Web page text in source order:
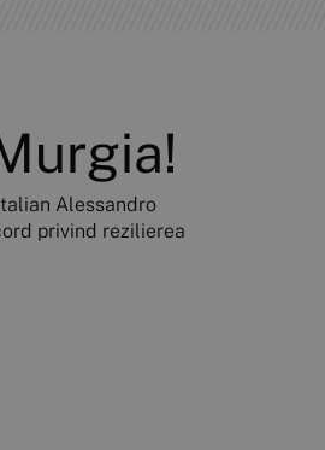
Alessandro
privind rezilierea